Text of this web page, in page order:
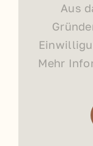
Aus
Mehr